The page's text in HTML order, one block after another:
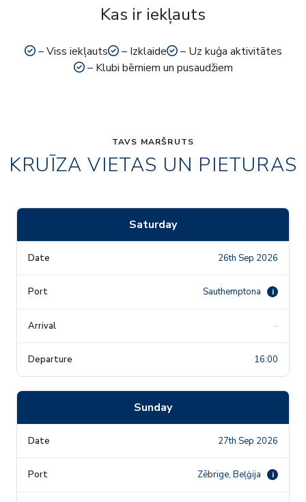
Kas ir iekļauts
– Viss iekļauts – Izklaide
– Uz kuģa aktivitātes
– Klubi bērniem un pusaudžiem
TAVS MARŠRUTS
KRUĪZA VIETAS UN PIETURAS
Saturday
26th Sep 2026
Sauthemptona i
-
16:00
Sunday
27th Sep 2026
Zēbrige, Beļģija i